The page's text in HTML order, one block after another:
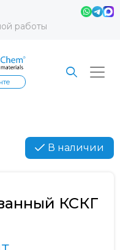
работы
В наличии
КСКГ